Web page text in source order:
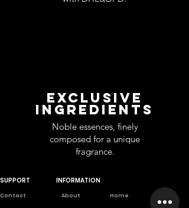
EXCLUSIVE
INGREDIENTS
Noble essences, finely
composed for a unique
fragrance.
SUPPORT INFORMATION
Contact About Home